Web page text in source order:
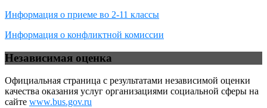
Информация о приеме во 2-11 классы
Информация о конфликтной комиссии
Независимая оценка
Официальная страница с результатами независимой оценки
качества оказания услуг организациями социальной сферы на
сайте www.bus.gov.ru